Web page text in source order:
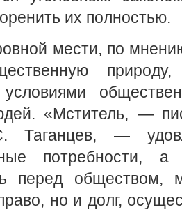
их полностью.
мести, по
«Мститель, —
Таганцев, —
потребности,
перед обществом,
но и долг,